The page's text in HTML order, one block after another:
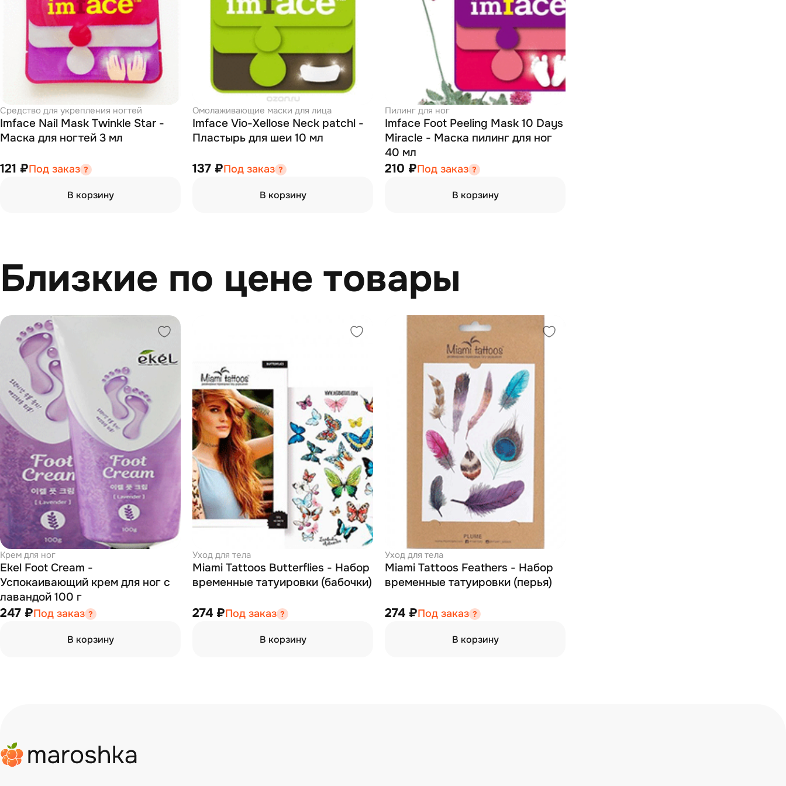
Средство для укрепления ногтей
Imface Nail Mask Twinkle Star -
Маска для ногтей 3 мл
121 ₽Под заказ
В корзину
Омолаживающие маски для лица
Imface Vio-Xellose Neck patchl -
Пластырь для шеи 10 мл
137 ₽Под заказ
В корзину
Пилинг для ног
Imface Foot Peeling Mask 10 Days
Miracle - Маска пилинг для ног
40 мл
210 ₽Под заказ
В корзину
Близкие по цене товары
Крем для ног
Ekel Foot Cream -
Успокаивающий крем для ног с
лавандой 100 г
247 ₽Под заказ
В корзину
Уход для тела
Miami Tattoos Butterflies - Набор
временные татуировки (бабочки)
274 ₽Под заказ
В корзину
Уход для тела
Miami Tattoos Feathers - Набор
временные татуировки (перья)
274 ₽Под заказ
В корзину